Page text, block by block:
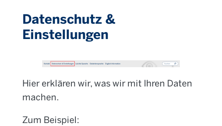
Datenschutz &
Einstellungen
Hier erklären wir, was wir mit Ihren Daten
machen.
Zum Beispiel: